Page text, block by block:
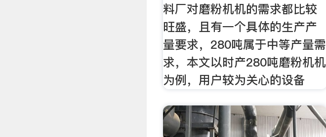
料厂对磨粉机机的需求都比较
旺盛，且有一个具体的生产产
量要求，280吨属于中等产量需
求，本文以时产280吨磨粉机机
为例，用户较为关心的设备